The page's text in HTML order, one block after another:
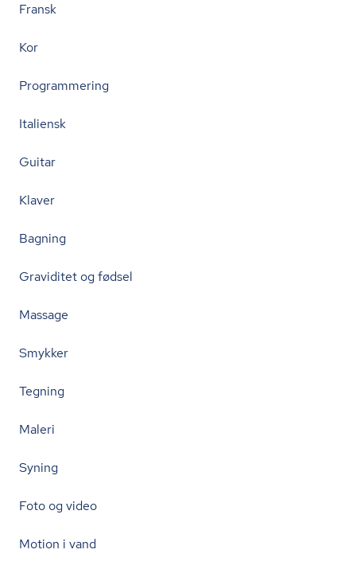
Fransk
Kor
Programmering
Italiensk
Guitar
Klaver
Bagning
Graviditet og fødsel
Massage
Smykker
Tegning
Maleri
Syning
Foto og video
Motion i vand